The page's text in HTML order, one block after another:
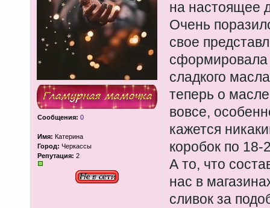
Сообщения: 0
Имя: Катерина
Город: Черкассы
Репутация: 2
на настоящее
Очень
свое
сформировала
сладкого
теперь о
вовсе,
кажется
коробок по 18-
А то, что
нас в
сливок за